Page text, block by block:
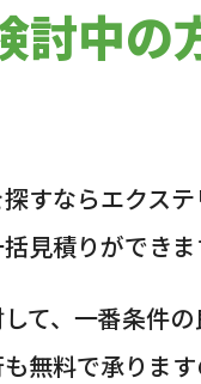
討中の
すならエクステ
見積りができま
て、一番条件
無料で承ります